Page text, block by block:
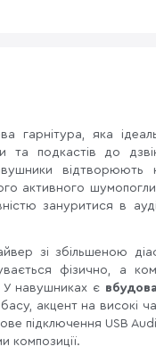
гарнітура, яка
та подкастів до
відтворюють
активного
зануритися в
зі збільшеною
фізично, а
У навушниках є
акцент на високі
підключення USB
композиції.